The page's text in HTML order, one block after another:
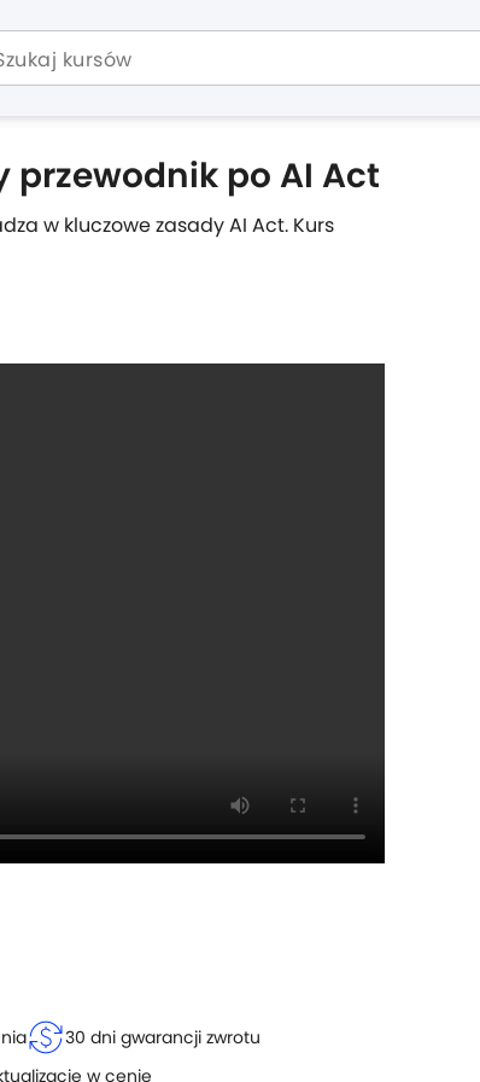
przewodnik po AI Act
w kluczowe zasady AI Act. Kurs
currency_exchange30 dni gwarancji zwrotu
w cenie